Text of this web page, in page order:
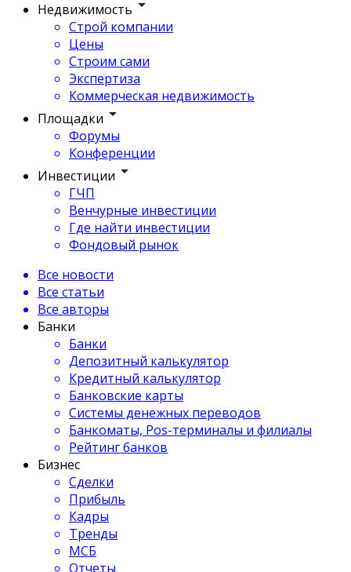
Недвижимость
Строй компании
Цены
Строим сами
Экспертиза
Коммерческая недвижимость
Площадки
Форумы
Конференции
Инвестиции
ГЧП
Венчурные инвестиции
Где найти инвестиции
Фондовый рынок
Все новости
Все статьи
Все авторы
Банки
Банки
Депозитный калькулятор
Кредитный калькулятор
Банковские карты
Системы денежных переводов
Банкоматы, Pos-терминалы и филиалы
Рейтинг банков
Бизнес
Сделки
Прибыль
Кадры
Тренды
МСБ
Отчеты